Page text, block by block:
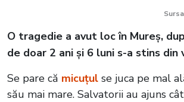
O tragedie a avut loc în Mureș,
de doar 2 ani și 6 luni s-a stins din
Se pare că micuțul se juca pe mal
său mai mare. Salvatorii au ajuns